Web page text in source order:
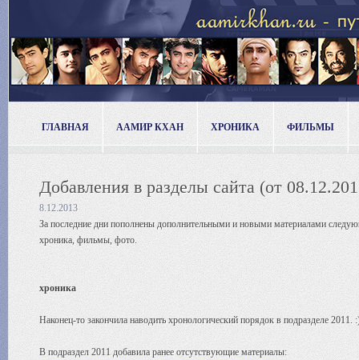
ГЛАВНАЯ ААМИР КХАН ХРОНИКА ФИЛЬМЫ
Добавления в разделы сайта (от
8.12.2013
За последние дни пополнены дополнительными и новыми материалами
хроника, фильмы, фото.
хроника
Наконец-то закончила наводить хронологический порядок в подразделе 2011.
В подраздел 2011 добавила ранее отсутствующие материалы: